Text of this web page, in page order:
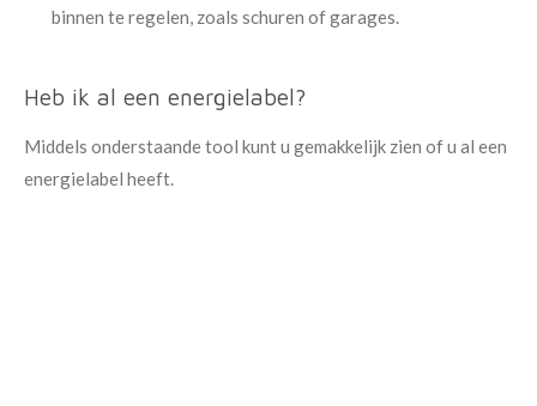
binnen te regelen, zoals schuren of garages.
Heb ik al een energielabel?
Middels onderstaande tool kunt u gemakkelijk zien of u al een
energielabel heeft.